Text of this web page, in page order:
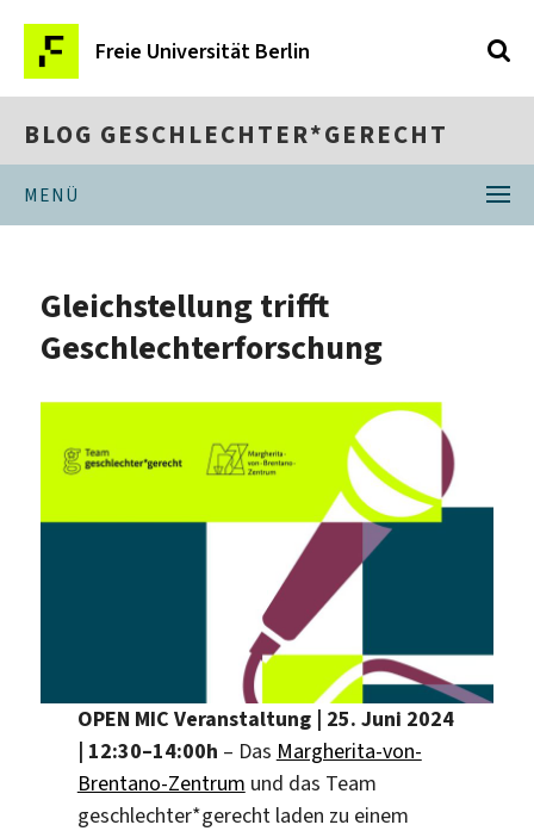
Freie Universität Berlin
BLOG GESCHLECHTER*GERECHT
MENÜ
Gleichstellung trifft
Geschlechterforschung
OPEN MIC Veranstaltung | 25. Juni 2024
| 12:30–14:00h – Das Margherita-von-
Brentano-Zentrum und das Team
geschlechter*gerecht laden zu einem